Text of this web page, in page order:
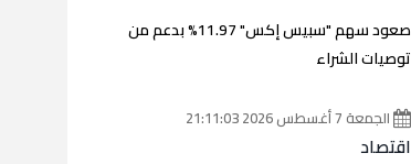
صعود سهم "سبيس إكس" 11.97% بدعم من
توصيات الشراء
الجمعة 7 أغسطس 2026 21:11:03
اقتصاد